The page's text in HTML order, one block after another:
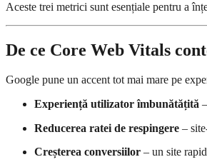
Aceste trei metrici sunt esențiale pentru a
De ce Core Web Vitals
Google pune un accent tot mai mare pe
Experiență utilizator îmbunătățită
Reducerea ratei de respingere –
Creșterea conversiilor – un site